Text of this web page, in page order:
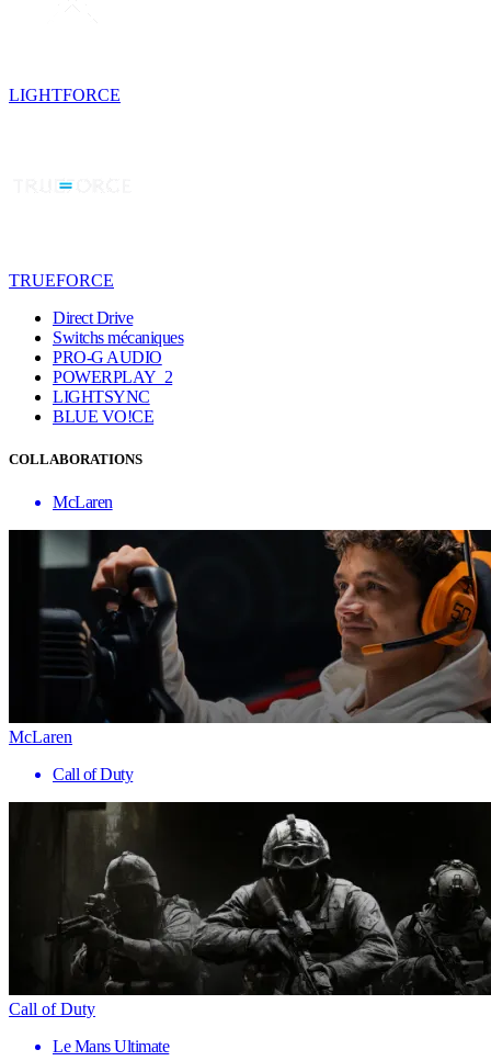
LIGHTFORCE
TRUEFORCE
Direct Drive
Switchs mécaniques
PRO-G AUDIO
POWERPLAY 2
LIGHTSYNC
BLUE VO!CE
COLLABORATIONS
McLaren
McLaren
Call of Duty
Call of Duty
Le Mans Ultimate